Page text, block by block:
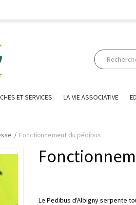
ET SERVICES LA VIE ASSOCIATIVE
Fonctionnement du pédibus
Le Pedibus d'Albigny serpente